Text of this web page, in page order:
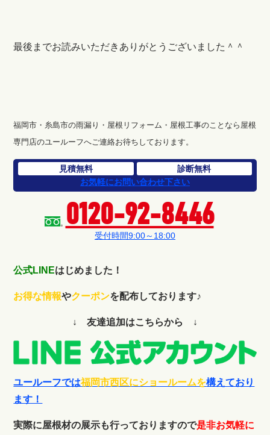
最後までお読みいただきありがとうございました＾＾
福岡市・糸島市の雨漏り・屋根リフォーム・屋根工事のことなら屋根
専門店のユールーフへご連絡お待ちしております。
見積無料
診断無料
お気軽にお問い合わせ下さい
0120-92-8446
受付時間9:00～18:00
公式LINEはじめました！
お得な情報やクーポンを配布しております♪
↓ 友達追加はこちらから ↓
ユールーフでは福岡市西区にショールームを構えており
ます！
実際に屋根材の展示も行っておりますので是非お気軽に